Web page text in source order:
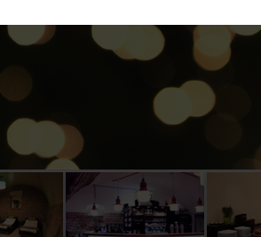
unserer Seite schneller zur Verfügung zu
erfassen wir anonymisierte Daten für
und den Effekt bestimmter Seiten unseres
und Facebook. Durch diese Dienste
Weitere Hinweise zu der Verarbeitung
in den Cookie-Einstellungen
passend zu Ihren Interessen anzuzeigen.